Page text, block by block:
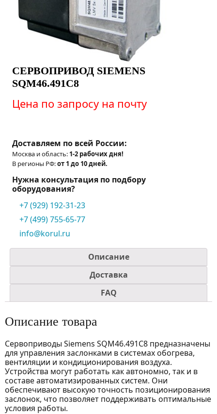
СЕРВОПРИВОД SIEMENS
SQM46.491C8
Цена по запросу на почту
Доставляем по всей России:
Москва и область: 1-2 рабочих дня!
В регионы РФ:от 1 до 10 дней.
Нужна консультация по подбору
оборудования?
+7 (929) 192-31-23
+7 (499) 755-65-77
info@korul.ru
Описание
Доставка
FAQ
Описание товара
Сервоприводы Siemens SQM46.491C8 предназначены
для управления заслонками в системах обогрева,
вентиляции и кондиционирования воздуха.
Устройства могут работать как автономно, так и в
составе автоматизированных систем. Они
обеспечивают высокую точность позиционирования
заслонок, что позволяет поддерживать оптимальные
условия работы.